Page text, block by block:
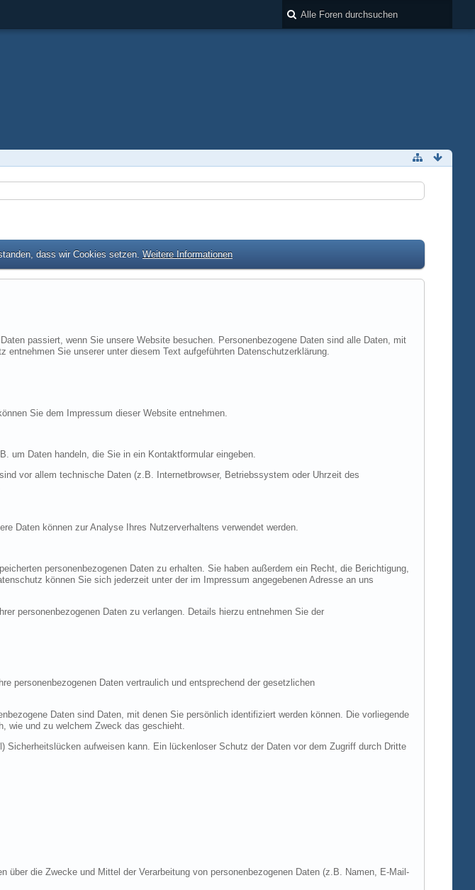
dass wir Cookies setzen. Weitere Informationen
passiert, wenn Sie unsere Website besuchen. Personenbezogene Daten sind alle Daten, mit
Sie unserer unter diesem Text aufgeführten Datenschutzerklärung.
Sie dem Impressum dieser Website entnehmen.
um Daten handeln, die Sie in ein Kontaktformular eingeben.
vor allem technische Daten (z.B. Internetbrowser, Betriebssystem oder Uhrzeit des
Daten können zur Analyse Ihres Nutzerverhaltens verwendet werden.
personenbezogenen Daten zu erhalten. Sie haben außerdem ein Recht, die Berichtigung,
können Sie sich jederzeit unter der im Impressum angegebenen Adresse an uns
personenbezogenen Daten zu verlangen. Details hierzu entnehmen Sie der
personenbezogenen Daten vertraulich und entsprechend der gesetzlichen
Daten sind Daten, mit denen Sie persönlich identifiziert werden können. Die vorliegende
wie und zu welchem Zweck das geschieht.
aufweisen kann. Ein lückenloser Schutz der Daten vor dem Zugriff durch Dritte
die Zwecke und Mittel der Verarbeitung von personenbezogenen Daten (z.B. Namen, E-Mail-